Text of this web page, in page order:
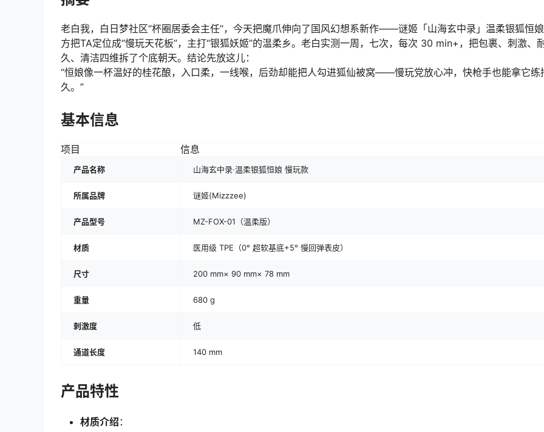
老白我，白日梦社区“杯圈居委会主任”，今天把魔爪伸向了国风幻想系新作——谜姬「山海玄中录」温柔银狐恒
方把TA定位成“慢玩天花板”，主打“银狐妖姬”的温柔乡。老白实测一周，七次，每次 30 min+，把包裹、刺激、
久、清洁四维拆了个底朝天。结论先放这儿：
“恒娘像一杯温好的桂花酿，入口柔，一线喉，后劲却能把人勾进狐仙被窝——慢玩党放心冲，快枪手也能拿它练
久。”
基本信息
项目 信息
产品名称 山海玄中录·温柔银狐恒娘 慢玩款
所属品牌 谜姬(Mizzzee)
产品型号 MZ-FOX-01（温柔版）
材质 医用级 TPE（0° 超软基底+5° 慢回弹表皮）
尺寸 200 mm× 90 mm× 78 mm
重量 680 g
刺激度 低
通道长度 140 mm
产品特性
材质介绍 ：